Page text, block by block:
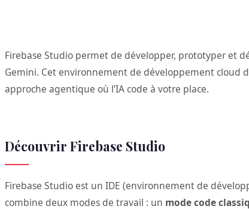
Firebase Studio permet de développer, prototyper et
Gemini. Cet environnement de développement cloud
approche agentique où l’IA code à votre place.
Découvrir Firebase Studio
Firebase Studio est un IDE (environnement de
combine deux modes de travail : un mode code